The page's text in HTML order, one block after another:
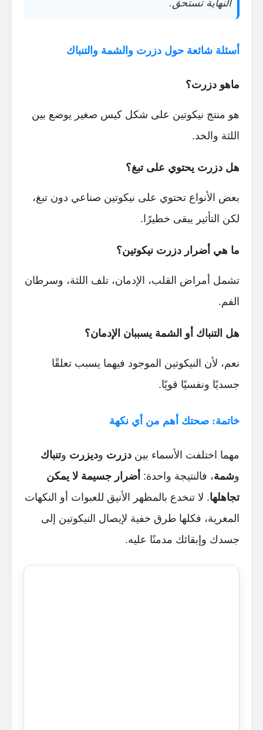
النهاية تستحق.
أسئلة شائعة حول دزرت والشمة والتنباك
ماهو دزرت؟
هو منتج نيكوتين على شكل كيس صغير يوضع بين
اللثة والخد.
هل دزرت يحتوي على تبغ؟
بعض الأنواع تحتوي على نيكوتين صناعي دون تبغ،
لكن التأثير يبقى خطيرًا.
ما هي أضرار دزرت نيكوتين؟
تشمل أمراض القلب، الإدمان، تلف اللثة، وسرطان
الفم.
هل التنباك أو الشمة يسببان الإدمان؟
نعم، لأن النيكوتين الموجود فيهما يسبب تعلقًا
جسديًا ونفسيًا قويًا.
خاتمة: صحتك أهم من أي نكهة
مهما اختلفت الأسماء بين دزرت وديزرت وتنباك
وشمة، فالنتيجة واحدة: أضرار جسيمة لا يمكن
تجاهلها. لا تنخدع بالمظهر الأنيق للعبوات أو النكهات
المغرية، فكلها طرق خفية لإيصال النيكوتين إلى
جسدك وإبقائك مدمنًا عليه.